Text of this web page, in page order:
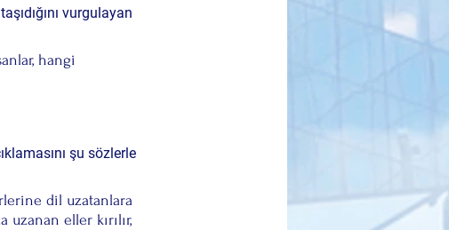
vurgulayan
hangi
şu sözlerle
dil uzatanlara
uzanan eller kırılır,